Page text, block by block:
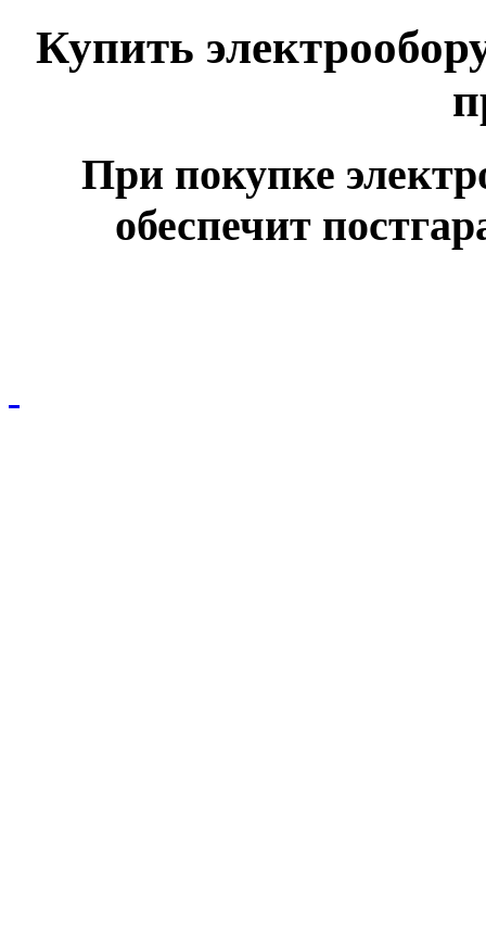
Купить
При покупке
обеспечит